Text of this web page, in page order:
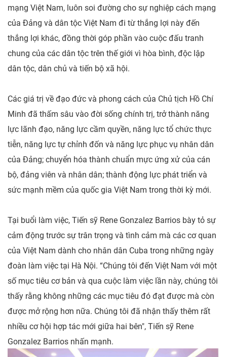
mạng Việt Nam, luôn soi đường cho sự nghiệp cách mạng
của Đảng và dân tộc Việt Nam đi từ thắng lợi này đến
thắng lợi khác, đồng thời góp phần vào cuộc đấu tranh
chung của các dân tộc trên thế giới vì hòa bình, độc lập
dân tộc, dân chủ và tiến bộ xã hội.
Các giá trị về đạo đức và phong cách của Chủ tịch Hồ Chí
Minh đã thấm sâu vào đời sống chính trị, trở thành năng
lực lãnh đạo, năng lực cầm quyền, năng lực tổ chức thực
tiễn, năng lực tự chỉnh đốn và năng lực phục vụ nhân dân
của Đảng; chuyển hóa thành chuẩn mực ứng xử của cán
bộ, đảng viên và nhân dân; thành động lực phát triển và
sức mạnh mềm của quốc gia Việt Nam trong thời kỳ mới.
Tại buổi làm việc, Tiến sỹ Rene Gonzalez Barrios bày tỏ sự
cảm động trước sự trân trọng và tình cảm mà các cơ quan
của Việt Nam dành cho nhân dân Cuba trong những ngày
đoàn làm việc tại Hà Nội. “Chúng tôi đến Việt Nam với một
số mục tiêu cơ bản và qua cuộc làm việc lần này, chúng tôi
thấy rằng không những các mục tiêu đó đạt được mà còn
được mở rộng hơn nữa. Chúng tôi đã nhận thấy thêm rất
nhiều cơ hội hợp tác mới giữa hai bên", Tiến sỹ Rene
Gonzalez Barrios nhấn mạnh.